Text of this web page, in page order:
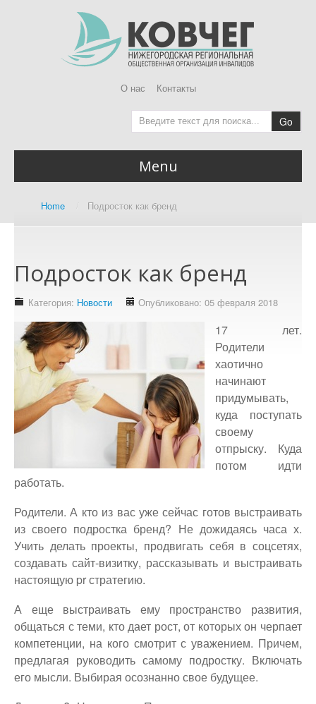
О нас Контакты
Go
Menu
Home page
Доступная среда
Accessibility Audit
Доступность - что это?
Наш аудит доступности
Подтверждение доступности
Наши проекты
Our projects
Публичная отетность
Публикации
Контакты
Our contact
Home Подросток как бренд
Подросток как бренд
Категория: Новости Опубликовано: 05 февраля 2018
17 лет.
Родители
хаотично
начинают
придумывать,
куда поступать
своему
отпрыску. Куда
потом идти
работать.
Родители. А кто из вас уже сейчас готов выстраивать
из своего подростка бренд? Не дожидаясь часа х.
Учить делать проекты, продвигать себя в соцсетях,
создавать сайт-визитку, рассказывать и выстраивать
настоящую pr стратегию.
А еще выстраивать ему пространство развития,
общаться с теми, кто дает рост, от которых он черпает
компетенции, на кого смотрит с уважением. Причем,
предлагая руководить самому подростку. Включать
его мысли. Выбирая осознанно свое будущее.